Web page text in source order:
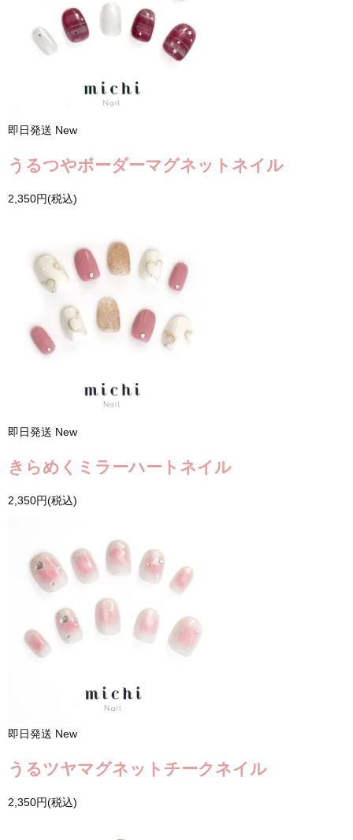
即日発送 New
うるつやボーダーマグネットネイル
2,350円(税込)
即日発送 New
きらめくミラーハートネイル
2,350円(税込)
即日発送 New
うるツヤマグネットチークネイル
2,350円(税込)